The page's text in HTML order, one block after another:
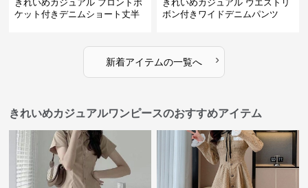
きれいめカジュアル フロントポ
ケット付きデニムショート丈半
きれいめカジュアル ウエストリ
ボン付きワイドデニムパンツ
新着アイテムの一覧へ ›
きれいめカジュアルワンピースのおすすめアイテム